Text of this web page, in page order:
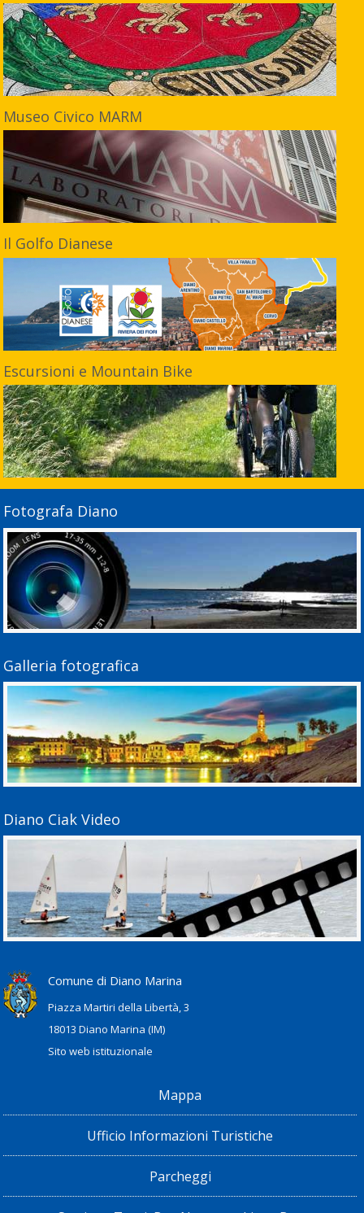
Museo Civico MARM
Il Golfo Dianese
Escursioni e Mountain Bike
Fotografa Diano
Galleria fotografica
Diano Ciak Video
Comune di Diano Marina
Piazza Martiri della Libertà, 3
18013 Diano Marina (IM)
Sito web istituzionale
Mappa
Ufficio Informazioni Turistiche
Parcheggi